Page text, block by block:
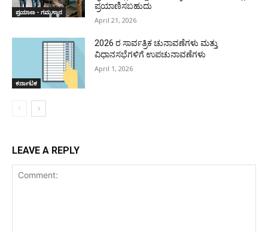
ಪ್ರಯಾಣ - ಗಮ್ಯಸ್ಥಾನ
ಪ್ರಯಾಣಿಸಬಹುದು
April 21, 2026
ಕರ್ನಾಟಕ
2026 ರ ಸಾರ್ವತ್ರಿಕ ಚುನಾವಣೆಗಳು ಮತ್ತು
ವಿಧಾನಸಭೆಗಳಿಗೆ ಉಪಚುನಾವಣೆಗಳು
April 1, 2026
LEAVE A REPLY